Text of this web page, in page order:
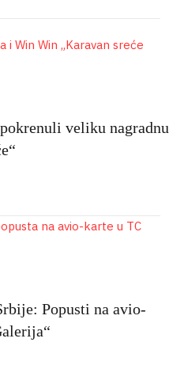
veliku nagradnu
Popusti na avio-